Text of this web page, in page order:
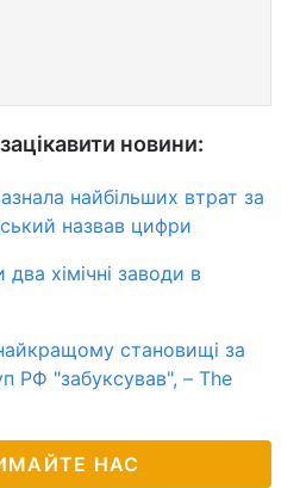
новини:
найбільших втрат за
назвав цифри
хімічні заводи в
становищі за
РФ "забуксував", – The
НАС